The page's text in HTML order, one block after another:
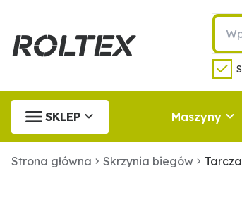
SKLEP Maszyny
Strona główna Skrzynia biegów